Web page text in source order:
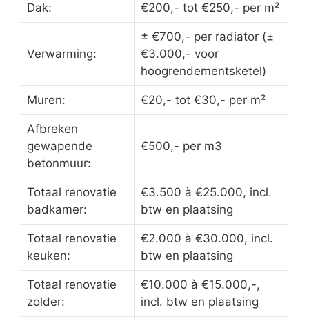
Dak: €200,- tot €250,- per m²
Verwarming:
± €700,- per radiator (±
€3.000,- voor
hoogrendementsketel)
Muren: €20,- tot €30,- per m²
Afbreken
gewapende
betonmuur:
€500,- per m3
Totaal renovatie
badkamer:
€3.500 à €25.000, incl.
btw en plaatsing
Totaal renovatie
keuken:
€2.000 à €30.000, incl.
btw en plaatsing
Totaal renovatie
zolder:
€10.000 à €15.000,-,
incl. btw en plaatsing